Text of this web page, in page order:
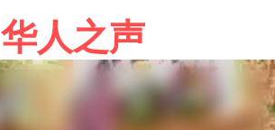
华人之声